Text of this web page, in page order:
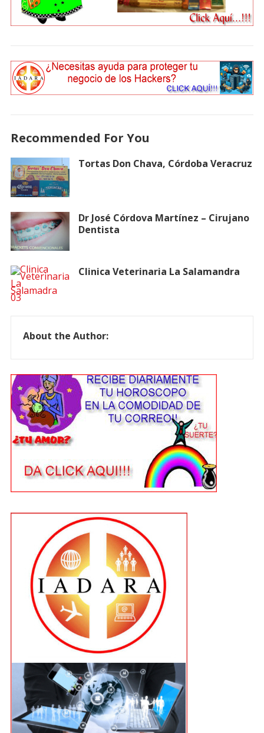
Recommended For You
Tortas Don Chava, Córdoba Veracruz
Dr José Córdova Martínez – Cirujano
Dentista
Clinica Veterinaria La Salamandra
About the Author: